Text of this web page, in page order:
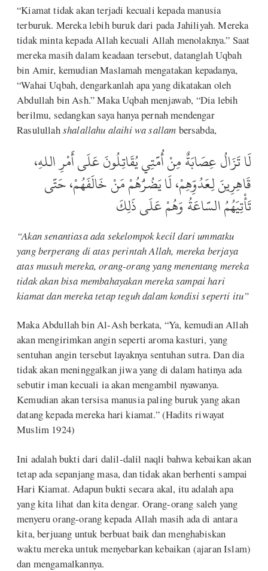
“Kiamat tidak akan terjadi kecuali kepada manusia
terburuk. Mereka lebih buruk dari pada Jahiliyah. Mereka
tidak minta kepada Allah kecuali Allah menolaknya.” Saat
mereka masih dalam keadaan tersebut, datanglah Uqbah
bin Amir, kemudian Maslamah mengatakan kepadanya,
“Wahai Uqbah, dengarkanlah apa yang dikatakan oleh
Abdullah bin Ash.” Maka Uqbah menjawab, “Dia lebih
berilmu, sedangkan saya hanya pernah mendengar
Rasulullahshalallahu alaihi wa sallam bersabda,
لَا تَزَالُ عِصَابَةٌ مِنْ أُمَّتِي يُقَاتِلُونَ عَلَى أَمْرِ اللهِ،
قَاهِرِينَ لِعَدُوِّهِمْ، لَا يَضُرُّهُمْ مَنْ خَالَفَهُمْ، حَتَّى
تَأْتِيَهُمُ السَّاعَةُ وَهُمْ عَلَى ذَلِكَ
“Akan senantiasa ada sekelompok kecil dari ummatku
yang berperang di atas perintah Allah, mereka berjaya
atas musuh mereka, orang-orang yang menentang mereka
tidak akan bisa membahayakan mereka sampai hari
kiamat dan mereka tetap teguh dalam kondisi seperti itu”
Maka Abdullah bin Al-Ash berkata, “Ya, kemudian Allah
akan mengirimkan angin seperti aroma kasturi, yang
sentuhan angin tersebut layaknya sentuhan sutra. Dan dia
tidak akan meninggalkan jiwa yang di dalam hatinya ada
sebutir iman kecuali ia akan mengambil nyawanya.
Kemudian akan tersisa manusia paling buruk yang akan
datang kepada mereka hari kiamat.” (Hadits riwayat
Muslim 1924)
Ini adalah bukti dari dalil-dalil naqli bahwa kebaikan akan
tetap ada sepanjang masa, dan tidak akan berhenti sampai
Hari Kiamat. Adapun bukti secara akal, itu adalah apa
yang kita lihat dan kita dengar. Orang-orang saleh yang
menyeru orang-orang kepada Allah masih ada di antara
kita, berjuang untuk berbuat baik dan menghabiskan
waktu mereka untuk menyebarkan kebaikan (ajaran Islam)
dan mengamalkannya.